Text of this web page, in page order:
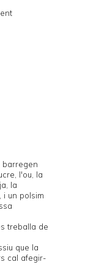
barregen
l'ou, la
la
i un polsim
treballa de
que la
cal afegir-